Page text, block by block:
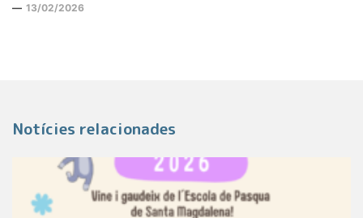
13/02/2026
Notícies relacionades